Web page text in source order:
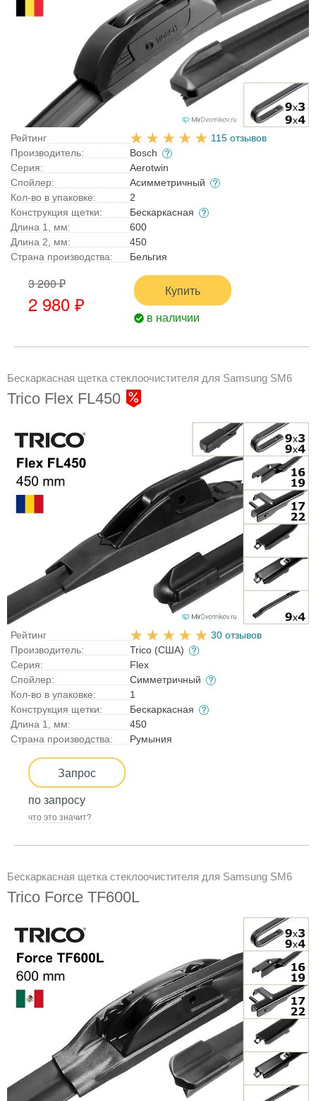
Рейтинг
115 отзывов
Производитель:
Bosch
Серия:
Aerotwin
Спойлер:
Асимметричный
Кол-во в упаковке:
2
Конструкция щетки:
Бескаркасная
Длина 1, мм:
600
Длина 2, мм:
450
Страна производства:
Бельгия
3 200 ₽
2 980 ₽
Купить
в наличии
Бескаркасная щетка стеклоочистителя для Samsung SM6
Trico Flex FL450
Рейтинг
30 отзывов
Производитель:
Trico (США)
Серия:
Flex
Спойлер:
Симметричный
Кол-во в упаковке:
1
Конструкция щетки:
Бескаркасная
Длина 1, мм:
450
Страна производства:
Румыния
Запрос
по запросу
что это значит?
Бескаркасная щетка стеклоочистителя для Samsung SM6
Trico Force TF600L